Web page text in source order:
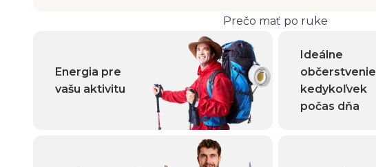
Prečo mať po ruke
Energia pre
vašu aktivitu
Ideálne
občerstvenie
kedykoľvek
počas dňa